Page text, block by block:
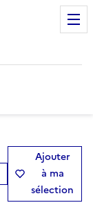
Ajouter
à ma
sélection